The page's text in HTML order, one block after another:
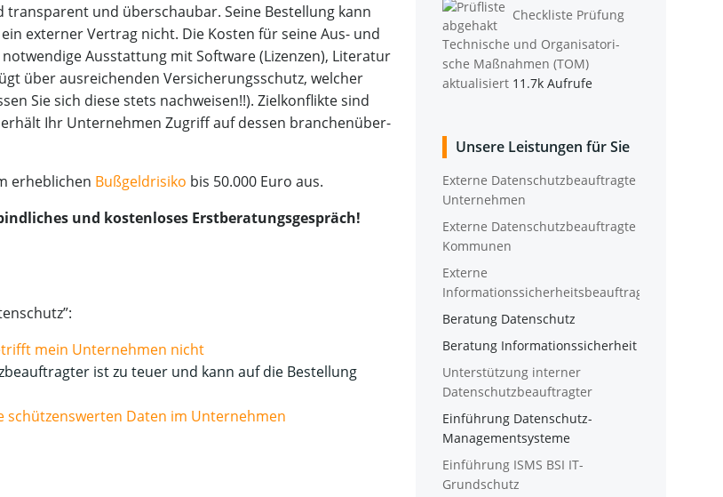
und über­schau­bar. Sei­ne Bestel­lung kann
exter­ner Ver­trag nicht. Die Kos­ten für sei­ne Aus- und
Aus­stat­tung mit Soft­ware (Lizen­zen), Lite­ra­tur
über aus­rei­chen­den Ver­si­che­rungs­schutz, wel­cher
Sie sich die­se stets nach­wei­sen!!). Ziel­kon­flik­te sind
Ihr Unter­neh­men Zugriff auf des­sen bran­chen­über­
erheb­li­chen Buß­geld­ri­si­ko bis 50.000 Euro aus.
und kos­ten­lo­ses Erstberatungsgespräch!
mein Unter­neh­men nicht
ist zu teu­er und kann auf die Bestel­lung
schüt­zens­wer­ten Daten im Unternehmen
Check­lis­te Prü­fung
Tech­ni­sche und Orga­ni­sa­to­ri­
sche Maß­nah­men (TOM)
aktualisiert 11.7k Aufrufe
Unse­re Leis­tun­gen für Sie
Exter­ne Daten­schutz­be­auf­trag­te
Unternehmen
Exter­ne Daten­schutz­be­auf­trag­te
Kommunen
Exter­ne
Informationssicherheitsbeauftragte
Bera­tung Datenschutz
Bera­tung Informationssicherheit
Unter­stüt­zung inter­ner
Datenschutzbeauftragter
Ein­füh­rung Datenschutz-
Managementsysteme
Ein­füh­rung ISMS BSI IT-
Grundschutz